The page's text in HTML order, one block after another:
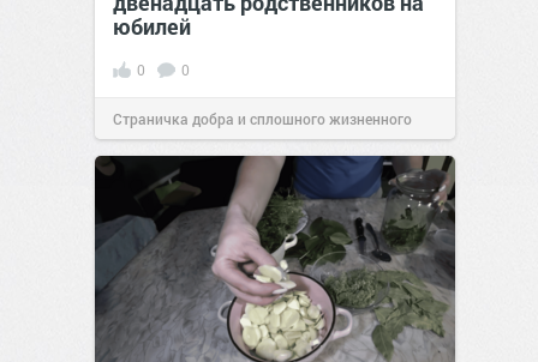
юбилей
0 0
Страничка добра и сплошного жизненного
позитива!09:38Сегодня